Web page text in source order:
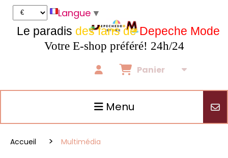
Le paradis des fans deDepeche Mode
Votre E-shop préféré! 24h/24
Panier
Menu
Accueil Multimédia
Langue ▼
Panneau de gestion des cookies